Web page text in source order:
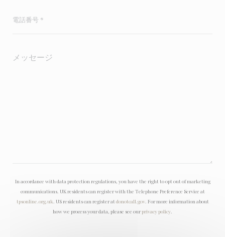
In accordance with data protection regulations, you have the right to opt out of marketing
communications. UK residents can register with the Telephone Preference Service at
tpsonline.org.uk . US residents can register at donotcall.gov. For more information about
how we process your data, please see ourprivacy policy